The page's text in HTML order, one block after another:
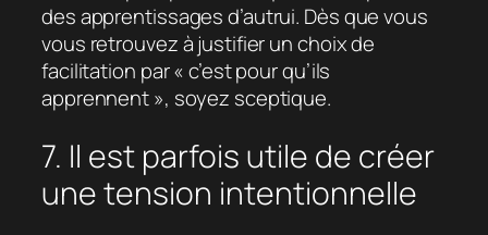
des apprentissages d’autrui. Dès que vous
vous retrouvez à justifier un choix de
facilitation par « c’est pour qu’ils
apprennent », soyez sceptique.
7. Il est parfois utile de créer
une tension intentionnelle